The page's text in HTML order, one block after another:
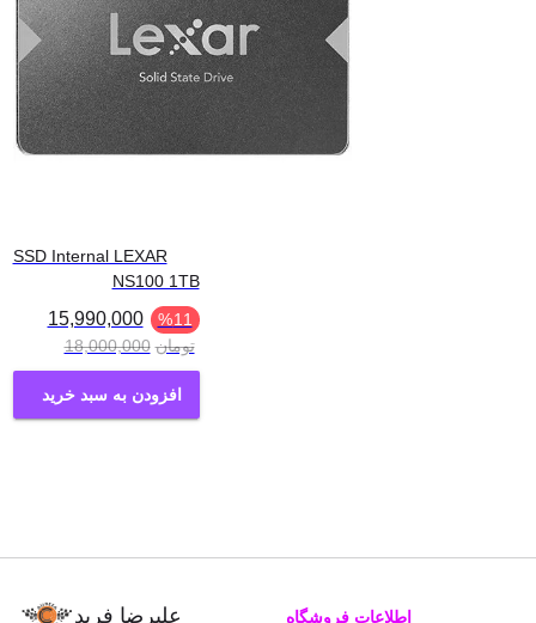
SSD Internal LEXAR
NS100 1TB
15,990,000 %11
18,000,000 تومان
افزودن به سبد خرید
علیرضا فرید اطلاعات فروشگاه